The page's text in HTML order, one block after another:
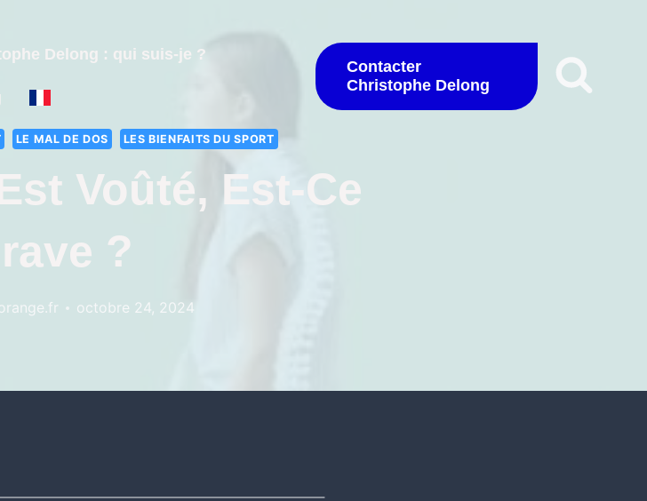
Delong : qui suis-je ?
Contacter
Christophe Delong
LE MAL DE DOS LES BIENFAITS DU SPORT
Voûté, Est-Ce
?
octobre 24, 2024